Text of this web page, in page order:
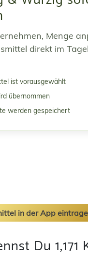
Menge
direkt im
ist vorausgewählt
übernommen
werden gespeichert
in der App
Du 1,171